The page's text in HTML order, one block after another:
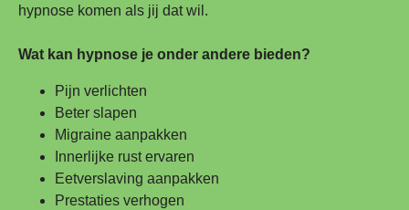
hypnose komen als jij dat wil.
Wat kan hypnose je onder andere bieden?
Pijn verlichten
Beter slapen
Migraine aanpakken
Innerlijke rust ervaren
Eetverslaving aanpakken
Prestaties verhogen